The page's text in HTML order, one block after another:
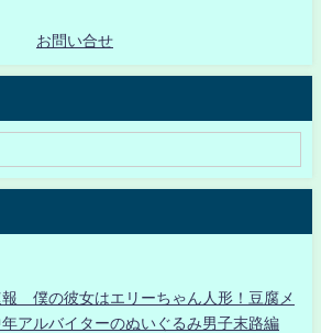
お問い合せ
報 僕の彼女はエリーちゃん人形！豆腐メ
アルバイターのぬいぐるみ男子末路編